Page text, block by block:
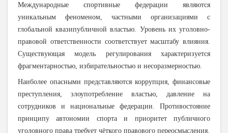
Международные спортивные федерации являются
уникальным феноменом, частными организациями с
глобальной квазипубличной властью. Уровень их уголовно-
правовой ответственности соответствует масштабу влияния.
Существующая модель регулирования характеризуется
фрагментарностью, избирательностью и несоразмерностью.
Наиболее опасными представляются коррупция, финансовые
преступления, злоупотребление властью, давление на
сотрудников и национальные федерации. Противостояние
принципу автономии спорта и приоритет публичного
уголовного права требует чёткого правового переосмысления.